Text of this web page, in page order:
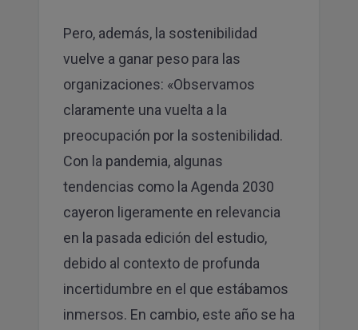
Pero, además, la sostenibilidad
vuelve a ganar peso para las
organizaciones: «Observamos
claramente una vuelta a la
preocupación por la sostenibilidad.
Con la pandemia, algunas
tendencias como la Agenda 2030
cayeron ligeramente en relevancia
en la pasada edición del estudio,
debido al contexto de profunda
incertidumbre en el que estábamos
inmersos. En cambio, este año se ha